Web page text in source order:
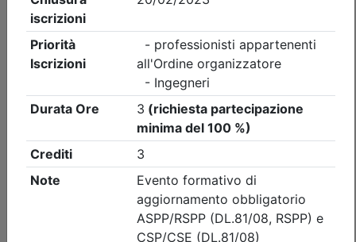
Ordine degli Ingegneri della provincia di Vicenza
CENA ANNUALE 2026